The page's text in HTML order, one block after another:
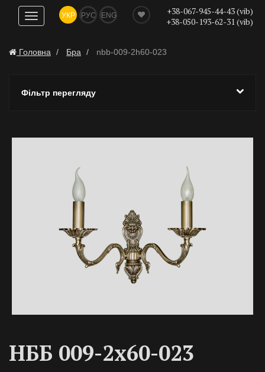
Показати
навігацію
УКР РУС ENG
+38-067-945-44-43 (vib)
+38-050-193-62-31 (vib)
Головна Бра nbb-009-2h60-023
Фільтр перегляду
НББ 009-2х60-023